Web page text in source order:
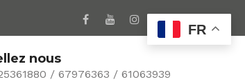
nous
/ 67976363 / 61063939
FR